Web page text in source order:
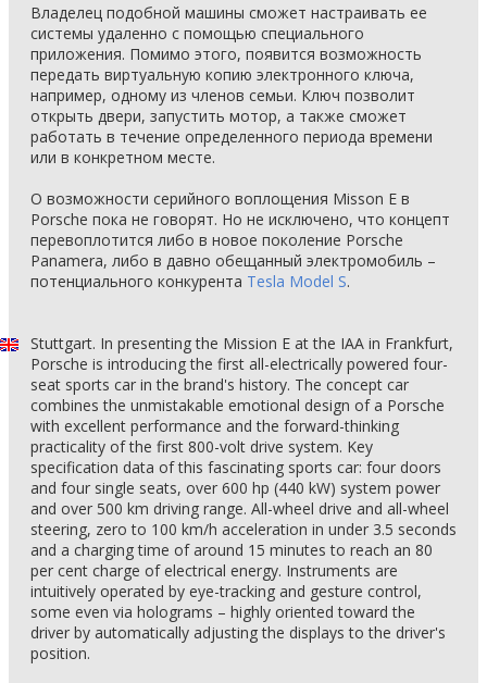
Владелец подобной машины сможет настраивать ее
системы удаленно с помощью специального
приложения. Помимо этого, появится возможность
передать виртуальную копию электронного ключа,
например, одному из членов семьи. Ключ позволит
открыть двери, запустить мотор, а также сможет
работать в течение определенного периода времени
или в конкретном месте.
О возможности серийного воплощения Misson E в
Porsche пока не говорят. Но не исключено, что концепт
перевоплотится либо в новое поколение Porsche
Panamera, либо в давно обещанный электромобиль –
потенциального конкурента Tesla Model S.
Stuttgart. In presenting the Mission E at the IAA in Frankfurt,
Porsche is introducing the first all-electrically powered four-
seat sports car in the brand's history. The concept car
combines the unmistakable emotional design of a Porsche
with excellent performance and the forward-thinking
practicality of the first 800-volt drive system. Key
specification data of this fascinating sports car: four doors
and four single seats, over 600 hp (440 kW) system power
and over 500 km driving range. All-wheel drive and all-wheel
steering, zero to 100 km/h acceleration in under 3.5 seconds
and a charging time of around 15 minutes to reach an 80
per cent charge of electrical energy. Instruments are
intuitively operated by eye-tracking and gesture control,
some even via holograms – highly oriented toward the
driver by automatically adjusting the displays to the driver's
position.